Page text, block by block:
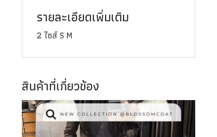
รายละเอียดเพิ่มเติม
2 ไซส์ S M
สินค้าที่เกี่ยวข้อง